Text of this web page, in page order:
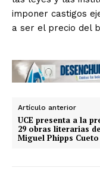
imponer castigos
a ser el precio del
Artículo anterior
UCE presenta a la
29 obras literarias de
Miguel Phipps Cueto